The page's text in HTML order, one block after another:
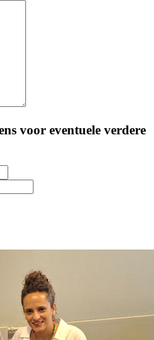
voor eventuele verdere